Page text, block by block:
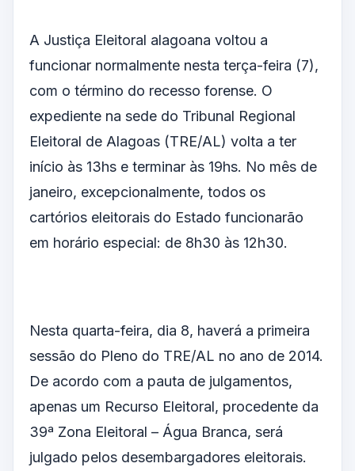
A Justiça Eleitoral alagoana voltou a
funcionar normalmente nesta terça-feira (7),
com o término do recesso forense. O
expediente na sede do Tribunal Regional
Eleitoral de Alagoas (TRE/AL) volta a ter
início às 13hs e terminar às 19hs. No mês de
janeiro, excepcionalmente, todos os
cartórios eleitorais do Estado funcionarão
em horário especial: de 8h30 às 12h30.
Nesta quarta-feira, dia 8, haverá a primeira
sessão do Pleno do TRE/AL no ano de 2014.
De acordo com a pauta de julgamentos,
apenas um Recurso Eleitoral, procedente da
39ª Zona Eleitoral – Água Branca, será
julgado pelos desembargadores eleitorais.